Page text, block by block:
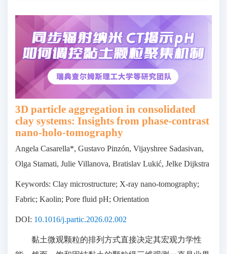
3D particle aggregation in consolidated
clay systems: Insights from phase-contrast
nano-holo-tomography
Angela Casarella*, Gustavo Pinzón, Vijayshree Sadasivan,
Olga Stamati, Julie Villanova, Bratislav Lukić, Jelke Dijkstra
Keywords: Clay microstructure; X-ray nano-tomography;
Fabric; Kaolin; Pore fluid pH; Orientation
DOI: 10.1016/j.partic.2026.02.002
黏土微观颗粒的排列方式直接决定其宏观力学性